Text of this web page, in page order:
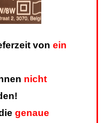
von ein
nicht
genaue